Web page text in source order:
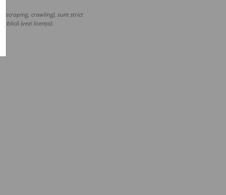
scraping, crawling), sunt strict
(vezi licența).